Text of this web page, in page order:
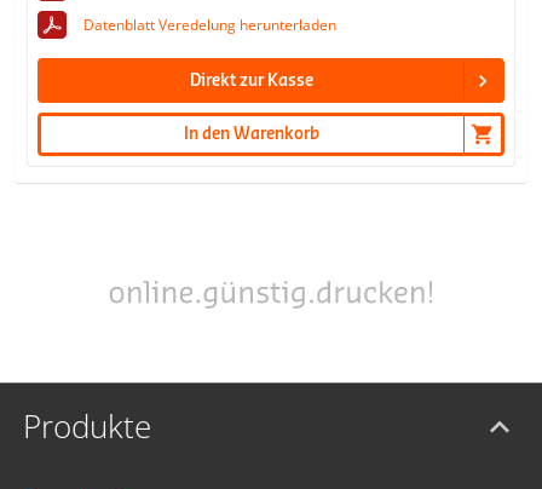
Datenblatt Veredelung herunterladen
Direkt zur Kasse
In den Warenkorb
Produkte